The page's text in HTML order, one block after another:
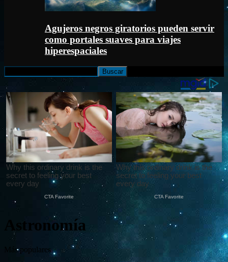
Agujeros negros giratorios pueden servir
como portales suaves para viajes
hiperespaciales
Astronomía
Más populares